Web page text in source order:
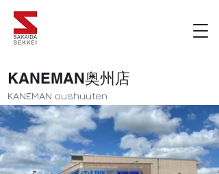
​KANEMAN oushuuten
​KANEMAN奥州店